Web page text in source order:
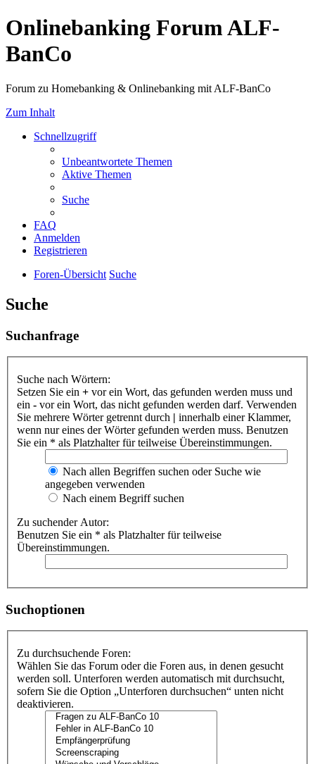
Onlinebanking Forum ALF-
BanCo
Forum zu Homebanking & Onlinebanking mit ALF-BanCo
Zum Inhalt
Schnellzugriff
Unbeantwortete Themen
Aktive Themen
Suche
FAQ
Anmelden
Registrieren
Foren-Übersicht Suche
Suche
Suchanfrage
Suche nach Wörtern:
Setzen Sie ein + vor ein Wort, das gefunden werden muss und
ein - vor ein Wort, das nicht gefunden werden darf. Verwenden
Sie mehrere Wörter getrennt durch | innerhalb einer Klammer,
wenn nur eines der Wörter gefunden werden muss. Benutzen
Sie ein * als Platzhalter für teilweise Übereinstimmungen.
Nach allen Begriffen suchen oder Suche wie
angegeben verwenden
Nach einem Begriff suchen
Zu suchender Autor:
Benutzen Sie ein * als Platzhalter für teilweise
Übereinstimmungen.
Suchoptionen
Zu durchsuchende Foren:
Wählen Sie das Forum oder die Foren aus, in denen gesucht
werden soll. Unterforen werden automatisch mit durchsucht,
sofern Sie die Option „Unterforen durchsuchen“ unten nicht
deaktivieren.